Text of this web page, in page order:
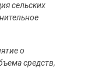
сельских
о
средств,